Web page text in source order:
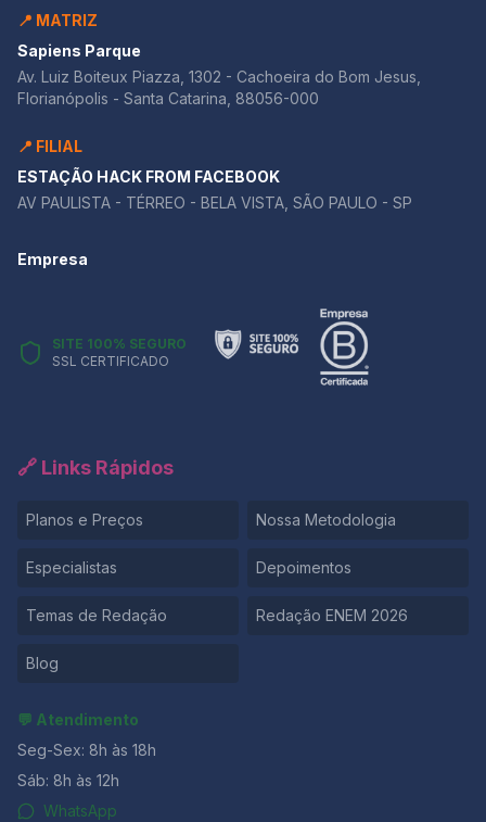
📍 MATRIZ
Sapiens Parque
Av. Luiz Boiteux Piazza, 1302 - Cachoeira do Bom Jesus,
Florianópolis - Santa Catarina, 88056-000
📍 FILIAL
ESTAÇÃO HACK FROM FACEBOOK
AV PAULISTA - TÉRREO - BELA VISTA, SÃO PAULO - SP
Empresa
SITE 100% SEGURO
SSL CERTIFICADO
🔗 Links Rápidos
Planos e Preços Nossa Metodologia
Especialistas Depoimentos
Temas de Redação Redação ENEM 2026
Blog
💬 Atendimento
Seg-Sex: 8h às 18h
Sáb: 8h às 12h
WhatsApp